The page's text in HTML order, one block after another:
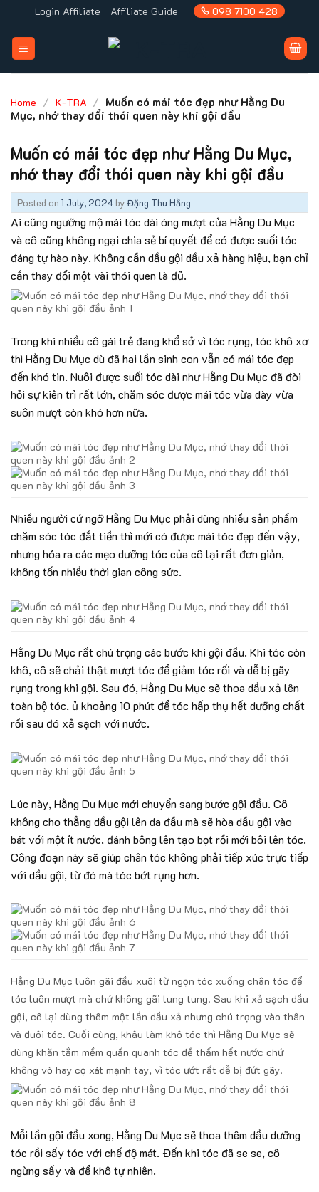
to
content
Login Affiliate Affiliate Guide 098 7100 428
Home / K-TRA / Muốn có mái tóc đẹp như Hằng Du
Mục, nhớ thay đổi thói quen này khi gội đầu
Muốn có mái tóc đẹp như Hằng Du Mục,
nhớ thay đổi thói quen này khi gội đầu
Posted on 1 July, 2024 byĐặng Thu Hằng
Ai cũng ngưỡng mộ mái tóc dài óng mượt của Hằng Du Mục
và cô cũng không ngại chia sẻ bí quyết để có được suối tóc
đáng tự hào này. Không cần dầu gội dầu xả hàng hiệu, bạn chỉ
cần thay đổi một vài thói quen là đủ.
Trong khi nhiều cô gái trẻ đang khổ sở vì tóc rụng, tóc khô xơ
thì Hằng Du Mục dù đã hai lần sinh con vẫn có mái tóc đẹp
đến khó tin. Nuôi được suối tóc dài như Hằng Du Mục đã đòi
hỏi sự kiên trì rất lớn, chăm sóc được mái tóc vừa dày vừa
suôn mượt còn khó hơn nữa.
Nhiều người cứ ngỡ Hằng Du Mục phải dùng nhiều sản phẩm
chăm sóc tóc đắt tiền thì mới có được mái tóc đẹp đến vậy,
nhưng hóa ra các mẹo dưỡng tóc của cô lại rất đơn giản,
không tốn nhiều thời gian công sức.
Hằng Du Mục rất chú trọng các bước khi gội đầu. Khi tóc còn
khô, cô sẽ chải thật mượt tóc để giảm tóc rối và dễ bị gãy
rụng trong khi gội. Sau đó, Hằng Du Mục sẽ thoa dầu xả lên
toàn bộ tóc, ủ khoảng 10 phút để tóc hấp thụ hết dưỡng chất
rồi sau đó xả sạch với nước.
Lúc này, Hằng Du Mục mới chuyển sang bước gội đầu. Cô
không cho thẳng dầu gội lên da đầu mà sẽ hòa dầu gội vào
bát với một ít nước, đánh bông lên tạo bọt rồi mới bôi lên tóc.
Công đoạn này sẽ giúp chân tóc không phải tiếp xúc trực tiếp
với dầu gội, từ đó mà tóc bớt rụng hơn.
Hằng Du Mục luôn gãi đầu xuôi từ ngọn tóc xuống chân tóc để
tóc luôn mượt mà chứ không gãi lung tung. Sau khi xả sạch dầu
gội, cô lại dùng thêm một lần dầu xả nhưng chú trọng vào thân
và đuôi tóc. Cuối cùng, khâu làm khô tóc thì Hằng Du Mục sẽ
dùng khăn tắm mềm quấn quanh tóc để thấm hết nước chứ
không vò hay cọ xát mạnh tay, vì tóc ướt rất dễ bị đứt gãy.
Mỗi lần gội đầu xong, Hằng Du Mục sẽ thoa thêm dầu dưỡng
tóc rồi sấy tóc với chế độ mát. Đến khi tóc đã se se, cô
ngừng sấy và để khô tự nhiên.